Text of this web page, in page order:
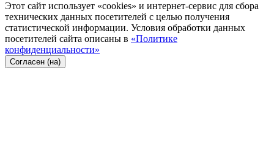
Этот сайт использует «cookies» и интернет-сервис для сбора
технических данных посетителей с целью получения
статистической информации. Условия обработки данных
посетителей сайта описаны в «Политике
конфиденциальности»
Согласен (на)